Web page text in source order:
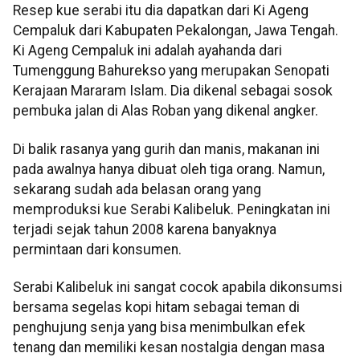
Resep kue serabi itu dia dapatkan dari Ki Ageng
Cempaluk dari Kabupaten Pekalongan, Jawa Tengah.
Ki Ageng Cempaluk ini adalah ayahanda dari
Tumenggung Bahurekso yang merupakan Senopati
Kerajaan Mararam Islam. Dia dikenal sebagai sosok
pembuka jalan di Alas Roban yang dikenal angker.
Di balik rasanya yang gurih dan manis, makanan ini
pada awalnya hanya dibuat oleh tiga orang. Namun,
sekarang sudah ada belasan orang yang
memproduksi kue Serabi Kalibeluk. Peningkatan ini
terjadi sejak tahun 2008 karena banyaknya
permintaan dari konsumen.
Serabi Kalibeluk ini sangat cocok apabila dikonsumsi
bersama segelas kopi hitam sebagai teman di
penghujung senja yang bisa menimbulkan efek
tenang dan memiliki kesan nostalgia dengan masa